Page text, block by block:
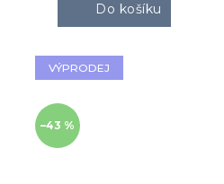
Do košíku
VÝPRODEJ
–43 %